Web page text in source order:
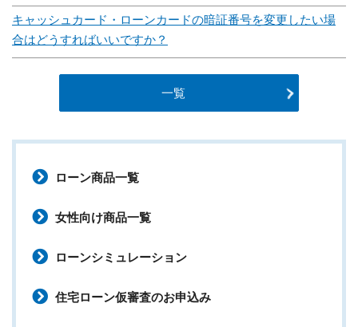
キャッシュカード・ローンカードの暗証番号を変更したい場
合はどうすればいいですか？
一覧
ローン商品一覧
女性向け商品一覧
ローンシミュレーション
住宅ローン仮審査のお申込み